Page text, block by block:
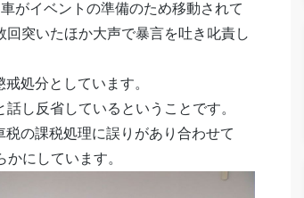
がイベントの準備のため移動されて
突いたほか大声で暴言を吐き叱責し
処分としています。
し反省しているということです。
の課税処理に誤りがあり合わせて
にしています。